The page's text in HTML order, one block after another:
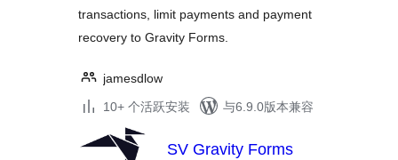
transactions, limit payments and payment
recovery to Gravity Forms.
jamesdlow
10+ 个活跃安装
与6.9.0版本兼容
SV Gravity Forms